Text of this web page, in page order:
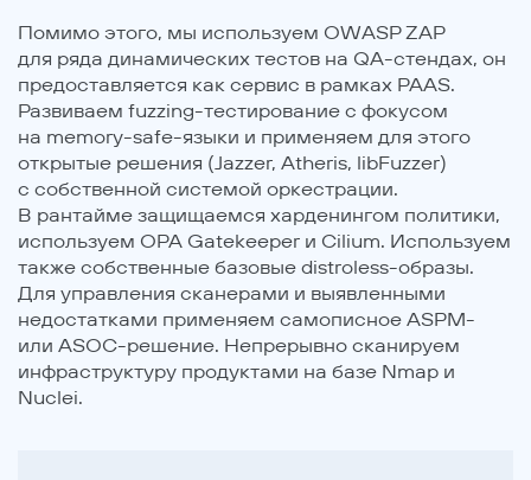
Помимо этого, мы используем OWASP ZAP
для ряда динамических тестов на QA-стендах, он
предоставляется как сервис в рамках PAAS.
Развиваем fuzzing-тестирование с фокусом
на memory-safe-языки и применяем для этого
открытые решения (Jazzer, Atheris, libFuzzer)
с собственной системой оркестрации.
В рантайме защищаемся харденингом политики,
используем OPA Gatekeeper и Cilium. Используем
также собственные базовые distroless-образы.
Для управления сканерами и выявленными
недостатками применяем самописное ASPM-
или ASOC-решение. Непрерывно сканируем
инфраструктуру продуктами на базе Nmap и
Nuclei.